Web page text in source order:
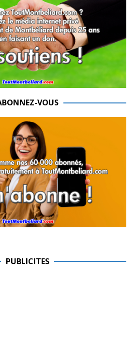
VOUS
PUBLICITES